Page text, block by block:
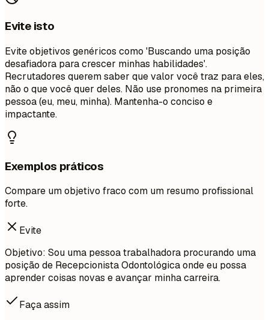
Evite isto
Evite objetivos genéricos como 'Buscando uma posição
desafiadora para crescer minhas habilidades'.
Recrutadores querem saber que valor você traz para eles,
não o que você quer deles. Não use pronomes na primeira
pessoa (eu, meu, minha). Mantenha-o conciso e
impactante.
Exemplos práticos
Compare um objetivo fraco com um resumo profissional
forte.
Evite
Objetivo: Sou uma pessoa trabalhadora procurando uma
posição de Recepcionista Odontológica onde eu possa
aprender coisas novas e avançar minha carreira.
Faça assim